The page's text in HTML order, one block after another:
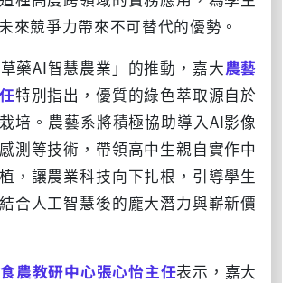
來競爭力帶來不可替代的優勢。
藥AI智慧農業」的推動，嘉大農藝
特別指出，優質的綠色萃取源自於
培。農藝系將積極協助導入AI影像
測等技術，帶領高中生親自實作中
，讓農業科技向下扎根，引導學生
合人工智慧後的龐大潛力與嶄新價
農教研中心張心怡主任表示，嘉大